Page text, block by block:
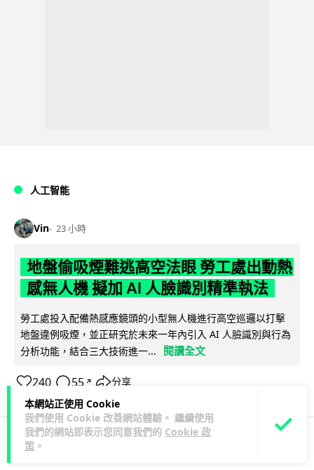
本網站正使用 Cookie
我們使用 Cookie 改善網站體驗。 繼續使用
我們的網站即表示您同意我們的 Cookie 政
策 。
人工智能
Vin 23 小時
地盤偷吸煙難逃高空法眼 勞工處出動熱
感無人機 擬加 AI 人臉識別精準執法
勞工處投入配備熱感應鏡頭的小型無人機進行高空巡邏以打擊
地盤違例吸煙，並正研究於未來一年內引入 AI 人臉識別與行為
分析功能，結合三大技術進一...
閱讀全文
240 55 ↗ 分享
商業科技